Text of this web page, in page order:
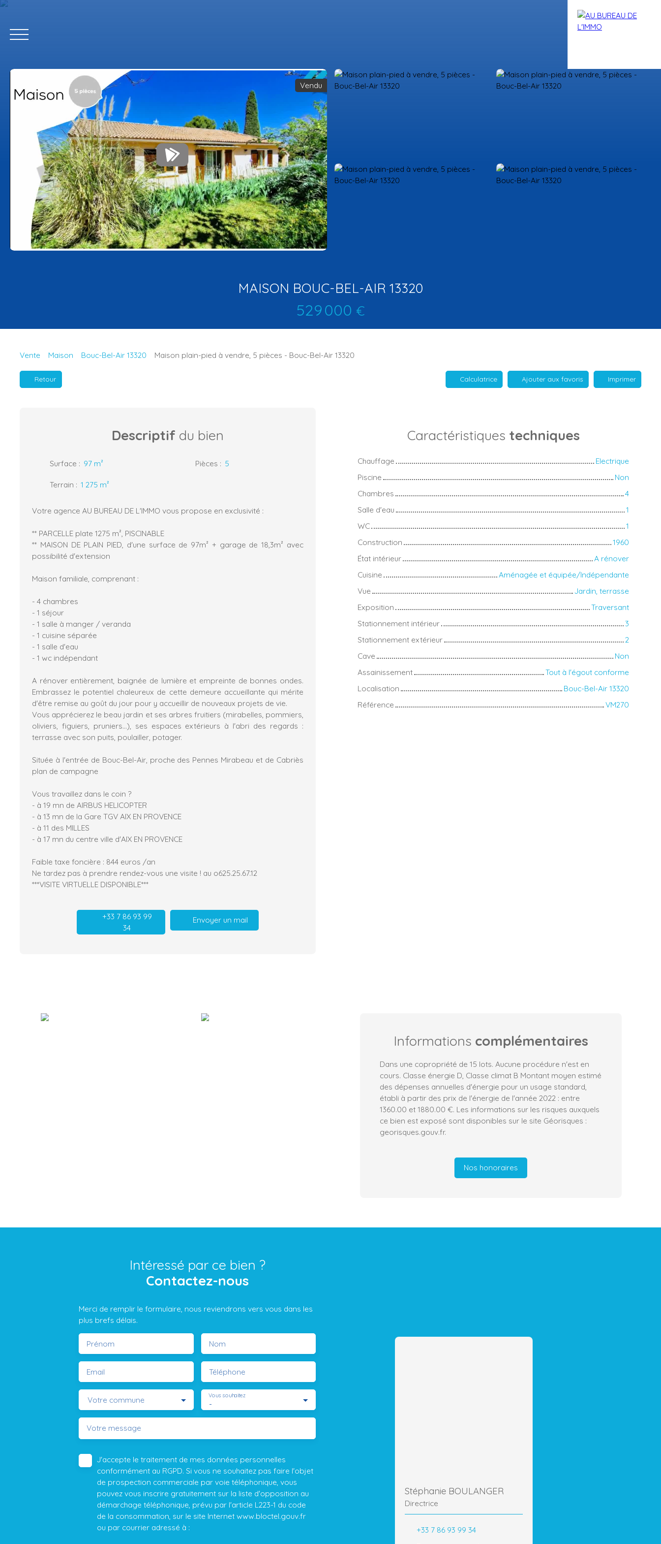
Acheter Estimer
Estimation Extranet
Vendu
MAISON BOUC-BEL-AIR 13320
529 000 €
Vente Maison Bouc-Bel-Air 13320 Maison plain-pied à vendre, 5 pièces - Bouc-Bel-Air 13320
Retour Calculatrice Ajouter aux favoris Imprimer
Descriptif du bien
Surface : 97 m² Pièces : 5
Terrain : 1 275 m²
Votre agence AU BUREAU DE L'IMMO vous propose en exclusivité :
** PARCELLE plate 1275 m², PISCINABLE
** MAISON DE PLAIN PIED, d'une surface de 97m² + garage de 18,3m² avec
possibilité d'extension
Maison familiale, comprenant :
- 4 chambres
- 1 séjour
- 1 salle à manger / veranda
- 1 cuisine séparée
- 1 salle d'eau
- 1 wc indépendant
A rénover entièrement, baignée de lumière et empreinte de bonnes ondes.
Embrassez le potentiel chaleureux de cette demeure accueillante qui mérite
d'être remise au goût du jour pour y accueillir de nouveaux projets de vie.
Vous apprécierez le beau jardin et ses arbres fruitiers (mirabelles, pommiers,
oliviers, figuiers, pruniers...), ses espaces extérieurs à l'abri des regards :
terrasse avec son puits, poulailler, potager.
Située à l'entrée de Bouc-Bel-Air, proche des Pennes Mirabeau et de Cabriès
plan de campagne
Vous travaillez dans le coin ?
- à 19 mn de AIRBUS HELICOPTER
- à 13 mn de la Gare TGV AIX EN PROVENCE
- à 11 des MILLES
- à 17 mn du centre ville d'AIX EN PROVENCE
Faible taxe foncière : 844 euros /an
Ne tardez pas à prendre rendez-vous une visite ! au o625.25.67.12
***VISITE VIRTUELLE DISPONIBLE***
+33 7 86 93 99
34
Envoyer un mail
Caractéristiques techniques
Chauffage
Electrique
Piscine
Non
Chambres
4
Salle d'eau
1
WC
1
Construction
1960
État intérieur
A rénover
Cuisine
Aménagée et équipée/Indépendante
Vue
Jardin, terrasse
Exposition
Traversant
Stationnement intérieur
3
Stationnement extérieur
2
Cave
Non
Assainissement
Tout à l'égout conforme
Localisation
Bouc-Bel-Air 13320
Référence
VM270
Informations complémentaires
Dans une copropriété de 15 lots. Aucune procédure n'est en
cours. Classe énergie D, Classe climat B Montant moyen estimé
des dépenses annuelles d'énergie pour un usage standard,
établi à partir des prix de l'énergie de l'année 2022 : entre
1360.00 et 1880.00 €. Les informations sur les risques auxquels
ce bien est exposé sont disponibles sur le site Géorisques :
georisques.gouv.fr.
Nos honoraires
Intéressé par ce bien ?
Contactez-nous
Merci de remplir le formulaire, nous reviendrons vers vous dans les
plus brefs délais.
Prénom Nom
Email Téléphone
Votre commune -
Vous souhaitez
Votre message
J'accepte le traitement de mes données personnelles
conformément au RGPD. Si vous ne souhaitez pas faire l'objet
de prospection commerciale par voie téléphonique, vous
pouvez vous inscrire gratuitement sur la liste d'opposition au
démarchage téléphonique, prévu par l'article L223-1 du code
de la consommation, sur le site Internet www.bloctel.gouv.fr
ou par courrier adressé à :
Stéphanie BOULANGER
Directrice
+33 7 86 93 99 34